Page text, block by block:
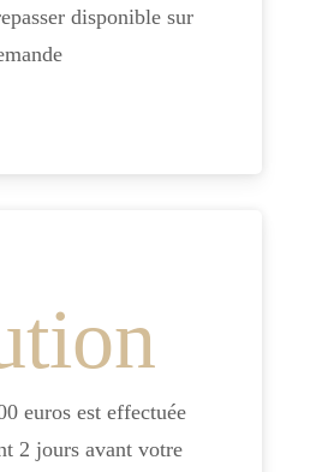
disponible sur
euros est effectuée
2 jours avant votre